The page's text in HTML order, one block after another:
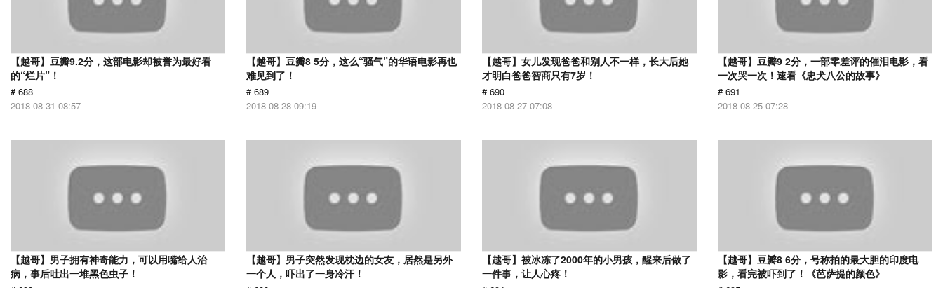
【越哥】豆瓣9.2分，这部电影却被誉为最好看
的“烂片”！
# 688
2018-08-31 08:57
【越哥】豆瓣8 5分，这么“骚气”的华语电影再也
难见到了！
# 689
2018-08-28 09:19
【越哥】女儿发现爸爸和别人不一样，长大后她
才明白爸爸智商只有7岁！
# 690
2018-08-27 07:08
【越哥】豆瓣9 2分，一部零差评的催泪电影，看
一次哭一次！速看《忠犬八公的故事》
# 691
2018-08-25 07:28
【越哥】男子拥有神奇能力，可以用嘴给人治
病，事后吐出一堆黑色虫子！
【越哥】男子突然发现枕边的女友，居然是另外
一个人，吓出了一身冷汗！
【越哥】被冰冻了2000年的小男孩，醒来后做了
一件事，让人心疼！
【越哥】豆瓣8 6分，号称拍的最大胆的印度电
影，看完被吓到了！《芭萨提的颜色》